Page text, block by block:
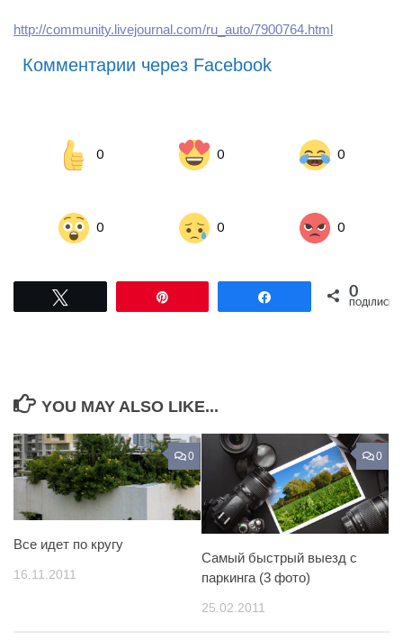
http://community.livejournal.com/ru_auto/7900764.html
Комментарии через Facebook
0 0 0
0 0 0
Поділитися0
ПОДІЛИСЬ
YOU MAY ALSO LIKE...
0
Все идет по кругу
16.11.2011
0
Самый быстрый выезд с
паркинга (3 фото)
25.02.2011